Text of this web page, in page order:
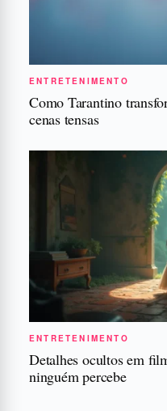
ENTRETENIMENTO
Como Tarantino
cenas tensas
ENTRETENIMENTO
Detalhes ocultos em
ninguém percebe